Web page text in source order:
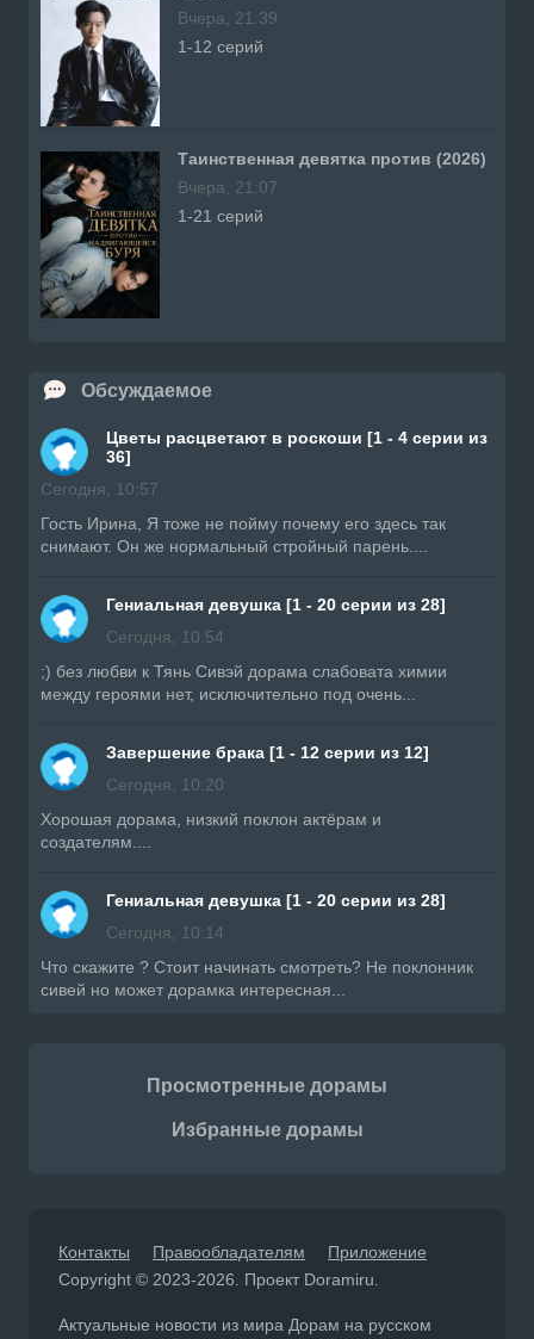
Вчера, 21:39
1-12 серий
Таинственная девятка против (2026)
Вчера, 21:07
1-21 серий
Обсуждаемое
Цветы расцветают в роскоши [1 - 4 серии из
36]
Сегодня, 10:57
Гость Ирина, Я тоже не пойму почему его здесь так
снимают. Он же нормальный стройный парень....
Гениальная девушка [1 - 20 серии из 28]
Сегодня, 10:54
;) без любви к Тянь Сивэй дорама слабовата химии
между героями нет, исключительно под очень...
Завершение брака [1 - 12 серии из 12]
Сегодня, 10:20
Хорошая дорама, низкий поклон актёрам и
создателям....
Гениальная девушка [1 - 20 серии из 28]
Сегодня, 10:14
Что скажите ? Стоит начинать смотреть? Не поклонник
сивей но может дорамка интересная...
Просмотренные дорамы
Избранные дорамы
Контакты Правообладателям
Приложение
Copyright © 2023-2026. Проект Doramiru.
Актуальные новости из мира Дорам на русском